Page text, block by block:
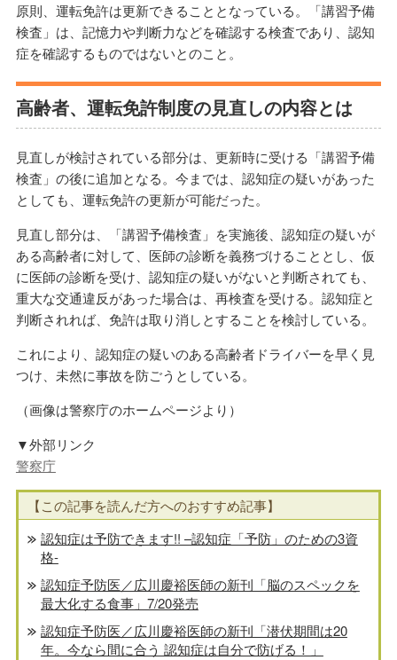
原則、運転免許は更新できることとなっている。「講習予備
検査」は、記憶力や判断力などを確認する検査であり、認知
症を確認するものではないとのこと。
高齢者、運転免許制度の見直しの内容とは
見直しが検討されている部分は、更新時に受ける「講習予備
検査」の後に追加となる。今までは、認知症の疑いがあった
としても、運転免許の更新が可能だった。
見直し部分は、「講習予備検査」を実施後、認知症の疑いが
ある高齢者に対して、医師の診断を義務づけることとし、仮
に医師の診断を受け、認知症の疑いがないと判断されても、
重大な交通違反があった場合は、再検査を受ける。認知症と
判断されれば、免許は取り消しとすることを検討している。
これにより、認知症の疑いのある高齢者ドライバーを早く見
つけ、未然に事故を防ごうとしている。
（画像は警察庁のホームページより）
▼外部リンク
警察庁
【この記事を読んだ方へのおすすめ記事】
認知症は予防できます!! –認知症「予防」のための3資
格-
認知症予防医／広川慶裕医師の新刊「脳のスペックを
最大化する食事」7/20発売
認知症予防医／広川慶裕医師の新刊「潜伏期間は20
年。今なら間に合う 認知症は自分で防げる！」